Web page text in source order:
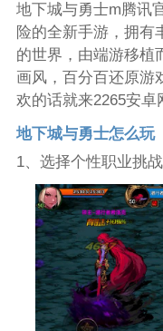
地下城与勇士m腾讯
险的全新手游，拥有
的世界，由端游移植
画风，百分百还原游
欢的话就来2265安卓
地下城与勇士怎么玩
1、选择个性职业挑